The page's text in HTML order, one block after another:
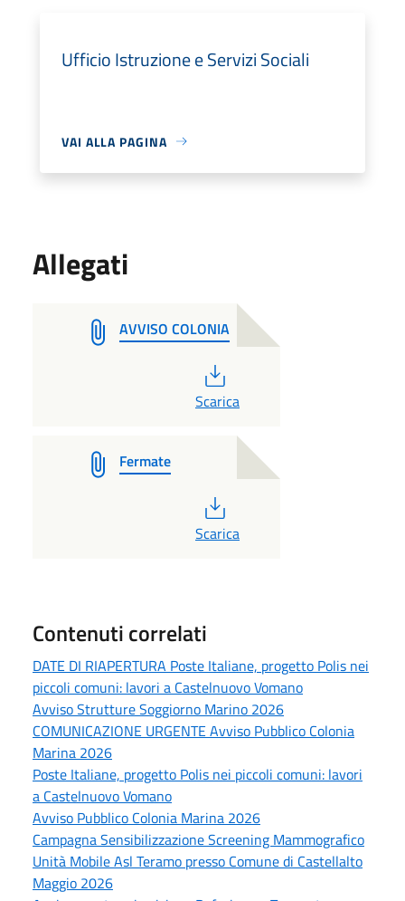
Ufficio Istruzione e Servizi Sociali
VAI ALLA PAGINA
Allegati
AVVISO COLONIA
Scarica
Fermate
Scarica
Contenuti correlati
DATE DI RIAPERTURA Poste Italiane, progetto Polis nei
piccoli comuni: lavori a Castelnuovo Vomano
Avviso Strutture Soggiorno Marino 2026
COMUNICAZIONE URGENTE Avviso Pubblico Colonia
Marina 2026
Poste Italiane, progetto Polis nei piccoli comuni: lavori
a Castelnuovo Vomano
Avviso Pubblico Colonia Marina 2026
Campagna Sensibilizzazione Screening Mammografico
Unità Mobile Asl Teramo presso Comune di Castellalto
Maggio 2026